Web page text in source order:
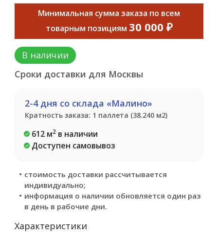
Минимальная сумма заказа по всем
товарным позициям 30 000 ₽
В наличии
Сроки доставки для Москвы
2-4 дня со склада «Малино»
Кратность заказа: 1 паллета (38.240 м2)
612 м2 в наличии
Доступен самовывоз
стоимость доставки рассчитывается
индивидуально;
информация о наличии обновляется один раз
в день в рабочие дни.
Характеристики